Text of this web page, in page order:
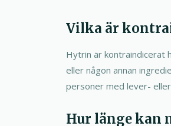
Vilka är
Hytrin är kontraindicerat
eller någon annan
personer med lever-
Hur länge kan